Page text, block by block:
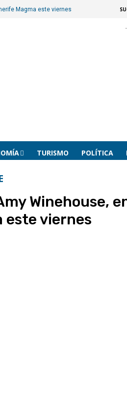
Magma este viernes
TURISMO POLÍTICA
Winehouse,
este viernes